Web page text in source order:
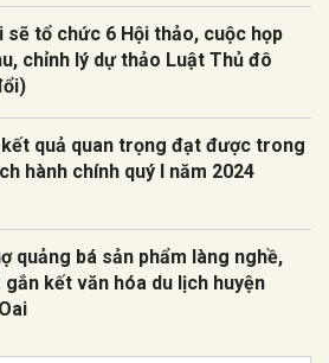
sẽ tổ chức 6 Hội thảo, cuộc họp
chỉnh lý dự thảo Luật Thủ đô
kết quả quan trọng đạt được trong
hành chính quý I năm 2024
quảng bá sản phẩm làng nghề,
gắn kết văn hóa du lịch huyện